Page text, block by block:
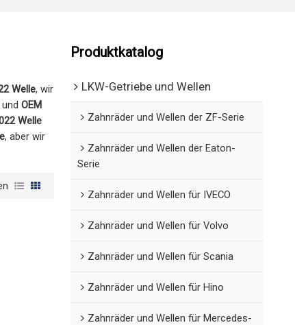
Welle, wir
OEM
Welle
, aber wir
Produktkatalog
LKW-Getriebe und Wellen
Zahnräder und Wellen der ZF-Serie
Zahnräder und Wellen der Eaton-
Serie
Zahnräder und Wellen für IVECO
Zahnräder und Wellen für Volvo
Zahnräder und Wellen für Scania
Zahnräder und Wellen für Hino
Zahnräder und Wellen für Mercedes-